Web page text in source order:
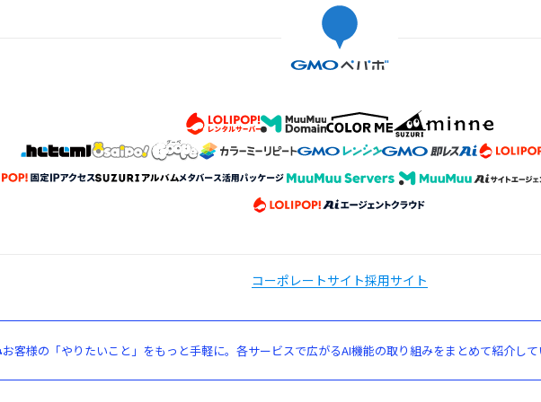
コーポレートサイト採用サイト
お客様の「やりたいこと」をもっと手軽に。各サービスで広がるAI機能の取り組みをまとめて紹介し